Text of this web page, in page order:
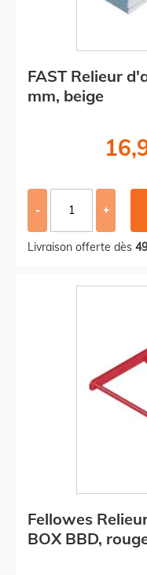
FAST Relieur
mm, beige
- +
Livraison offerte dès
Fellowes
BOX BBD,